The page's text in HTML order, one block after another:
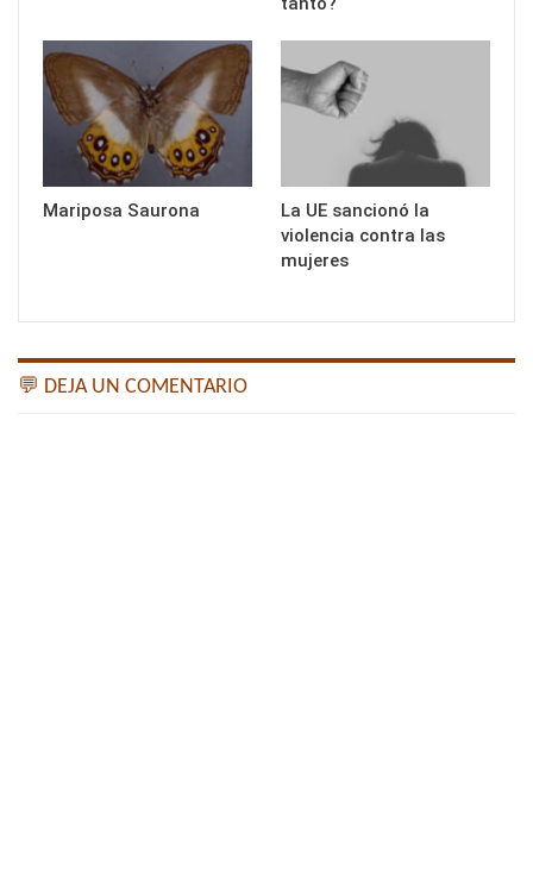
Mariposa Saurona
La UE sancionó la
violencia contra las
mujeres
💬 DEJA UN COMENTARIO